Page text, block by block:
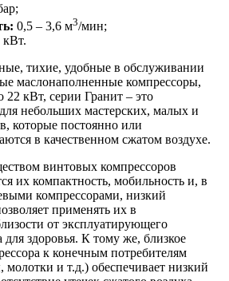
0,5 – 3,6 м3/мин;
кВт.
тихие, удобные в обслуживании
маслонаполненные компрессоры,
кВт, серии Гранит – это
небольших мастерских, малых и
которые постоянно или
в качественном сжатом воздухе.
винтовых компрессоров
их компактность, мобильность и, в
компрессорами, низкий
применять их в
от эксплуатирующего
для здоровья. К тому же, близкое
к конечным потребителям
молотки и т.д.) обеспечивает низкий